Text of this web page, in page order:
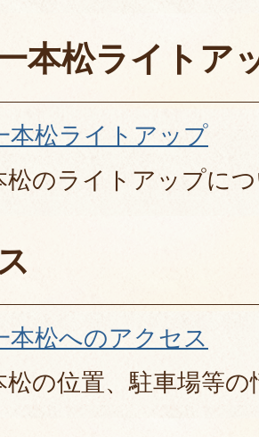
本松ライトア
本松ライトアップ
松のライトアップに
本松へのアクセス
松の位置、駐車場等の